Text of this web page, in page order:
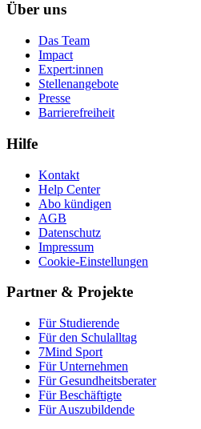
Über uns
Das Team
Impact
Expert:innen
Stellenangebote
Presse
Barrierefreiheit
Hilfe
Kontakt
Help Center
Abo kündigen
AGB
Datenschutz
Impressum
Cookie-Einstellungen
Partner & Projekte
Für Stu­die­rende
Für den Schulalltag
7Mind Sport
Für Unter­neh­men
Für Gesund­heits­be­ra­ter
Für Beschäftigte
Für Auszubildende